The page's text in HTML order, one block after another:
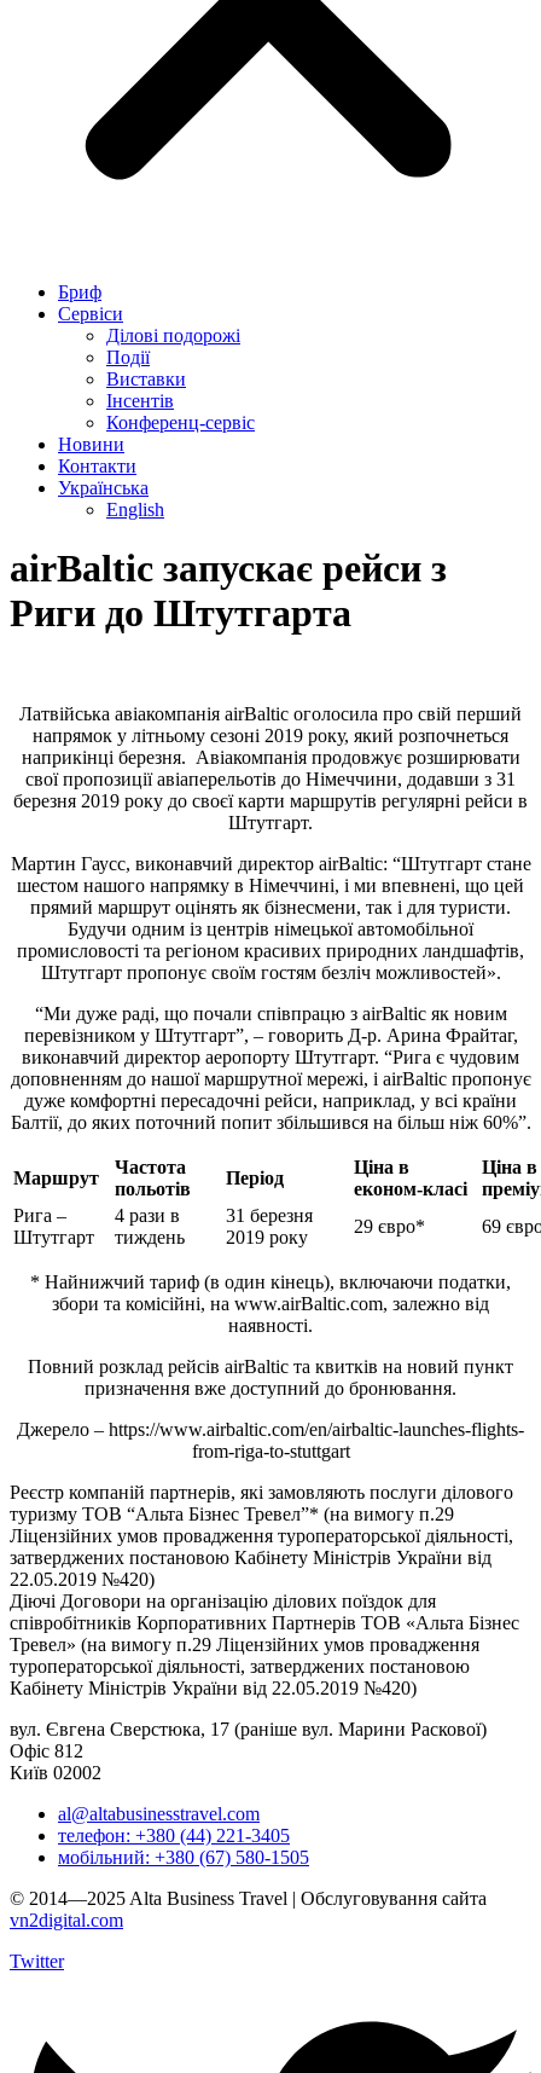
Бриф
Сервіси
Ділові подорожі
Події
Виставки
Інсентів
Конференц-сервіс
Новини
Контакти
Українська
English
airBaltic запускає рейси з
Риги до Штутгарта
Латвійська авіакомпанія airBaltic оголосила про свій перший
напрямок у літньому сезоні 2019 року, який розпочнеться
наприкінці березня. Авіакомпанія продовжує розширювати
свої пропозиції авіаперельотів до Німеччини, додавши з 31
березня 2019 року до своєї карти маршрутів регулярні рейси в
Штутгарт.
Мартин Гаусс, виконавчий директор airBaltic: “Штутгарт стане
шестом нашого напрямку в Німеччині, і ми впевнені, що цей
прямий маршрут оцінять як бізнесмени, так і для туристи.
Будучи одним із центрів німецької автомобільної
промисловості та регіоном красивих природних ландшафтів,
Штутгарт пропонує своїм гостям безліч можливостей».
“Ми дуже раді, що почали співпрацю з airBaltic як новим
перевізником у Штутгарт”, – говорить Д-р. Арина Фрайтаг,
виконавчий директор аеропорту Штутгарт. “Рига є чудовим
доповненням до нашої маршрутної мережі, і airBaltic пропонує
дуже комфортні пересадочні рейси, наприклад, у всі країни
Балтії, до яких поточний попит збільшився на більш ніж 60%”.
Маршрут
Частота
польотів
Період
Ціна в
економ-класі
Ціна в
Рига –
Штутгарт
4 рази в
тиждень
31 березня
2019 року
29 євро* 69
* Найнижчий тариф (в один кінець), включаючи податки,
збори та комісійні, на www.airBaltic.com, залежно від
наявності.
Повний розклад рейсів airBaltic та квитків на новий пункт
призначення вже доступний до бронювання.
Джерело – https://www.airbaltic.com/en/airbaltic-launches-flights-
from-riga-to-stuttgart
Реєстр компаній партнерів, які замовляють послуги ділового
туризму ТОВ “Альта Бізнес Тревел”* (на вимогу п.29
Ліцензійних умов провадження туроператорської діяльності,
затверджених постановою Кабінету Міністрів України від
22.05.2019 №420)
Діючі Договори на організацію ділових поїздок для
співробітників Корпоративних Партнерів ТОВ «Альта Бізнес
Тревел» (на вимогу п.29 Ліцензійних умов провадження
туроператорської діяльності, затверджених постановою
Кабінету Міністрів України від 22.05.2019 №420)
вул. Євгена Сверстюка, 17 (раніше вул. Марини Раскової)
Офіс 812
Київ 02002
al@altabusinesstravel.com
телефон: +380 (44) 221-3405
мобільний: +380 (67) 580-1505
© 2014—2025 Alta Business Travel | Обслуговування сайта
vn2digital.com
Twitter